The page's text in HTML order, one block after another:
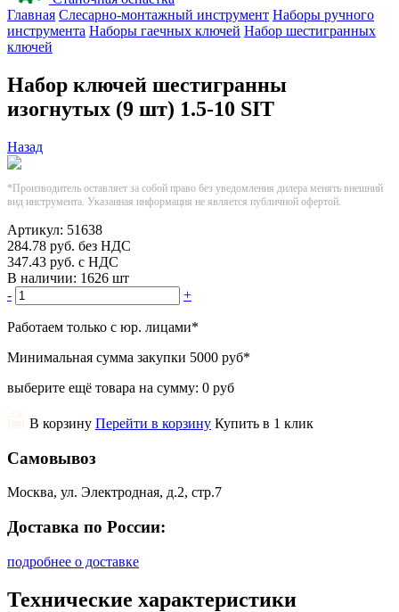
Главная Слесарно-монтажный инструмент Наборы ручного
инструмента Наборы гаечных ключей Набор шестигранных
ключей
Набор ключей шестигранны
изогнутых (9 шт) 1.5-10 SIT
Назад
*Производитель оставляет за собой право без уведомления дилера менять внешний
вид инструмента. Указанная информация не является публичной офертой.
Артикул: 51638
284.78 руб. без НДС
347.43 руб. с НДС
В наличии: 1626 шт
-
+
Работаем только с юр. лицами*
Минимальная сумма закупки 5000 руб*
выберите ещё товара на сумму: 0 руб
В корзину Перейти в корзину Купить в 1 клик
Самовывоз
Москва, ул. Электродная, д.2, стр.7
Доставка по России:
подробнее о доставке
Технические характеристики